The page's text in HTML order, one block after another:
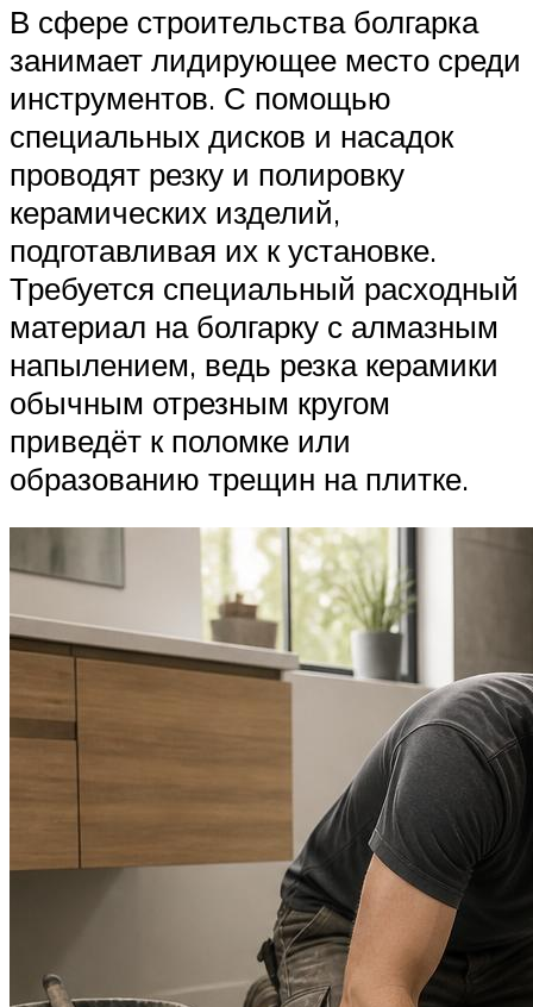
В сфере строительства болгарка
занимает лидирующее место среди
инструментов. С помощью
специальных дисков и насадок
проводят резку и полировку
керамических изделий,
подготавливая их к установке.
Требуется специальный расходный
материал на болгарку с алмазным
напылением, ведь резка керамики
обычным отрезным кругом
приведёт к поломке или
образованию трещин на плитке.